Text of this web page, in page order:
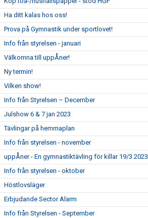
Ha ditt kalas hos oss!
Prova på Gymnastik under sportlovet!
Info från styrelsen - januari
Välkomna till uppÅner!
Ny termin!
Vilken show!
Info från Styrelsen – December
Julshow 6 & 7 jan 2023
Tävlingar på hemmaplan
Info från styrelsen - november
uppÅner - En gymnastiktävling för killar 19/3 2023
Info från styrelsen - oktober
Höstlovsläger
Erbjudande Sector Alarm
Info från Styrelsen - September